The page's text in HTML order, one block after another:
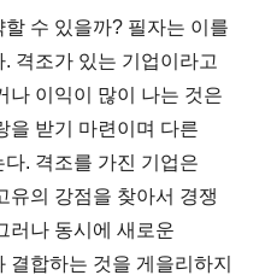
수 있을까? 필자는 이를
격조가 있는 기업이라고
나 이익이 많이 나는 것은
을 받기 마련이며 다른
. 격조를 가진 기업은
유의 강점을 찾아서 경쟁
러나 동시에 새로운
결합하는 것을 게을리하지